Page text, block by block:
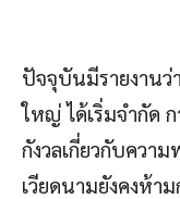
ปัจจุบันมีรายงานว่
ใหญ่ ได้เริ่มจำกัด
กังวลเกี่ยวกับควา
เวียดนามยังคงห้า